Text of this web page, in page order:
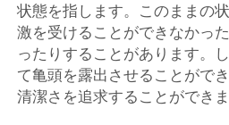
状態を指します。このままの
激を受けることができなかっ
ったりすることがあります。
て亀頭を露出させることがで
清潔さを追求することができま